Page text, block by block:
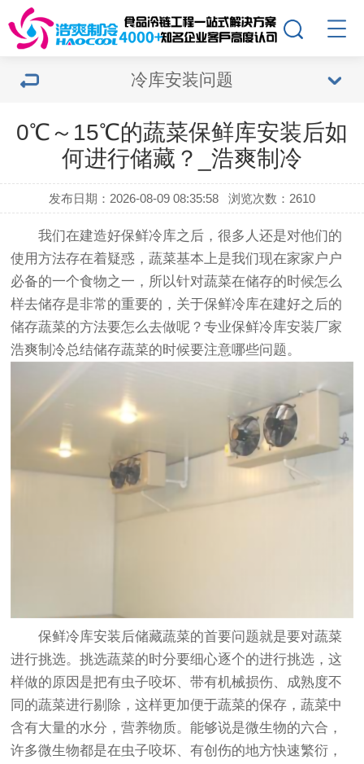
冷库安装问题
0℃～15℃的蔬菜保鲜库安装后如
何进行储藏？_浩爽制冷
发布日期：2026-08-09 08:35:58 浏览次数：2610
我们在建造好保鲜冷库之后，很多人还是对他们的
使用方法存在着疑惑，蔬菜基本上是我们现在家家户户
必备的一个食物之一，所以针对蔬菜在储存的时候怎么
样去储存是非常的重要的，关于保鲜冷库在建好之后的
储存蔬菜的方法要怎么去做呢？专业保鲜冷库安装厂家
浩爽制冷总结储存蔬菜的时候要注意哪些问题。
保鲜冷库安装后储藏蔬菜的首要问题就是要对蔬菜
进行挑选。挑选蔬菜的时分要细心逐个的进行挑选，这
样做的原因是把有虫子咬坏、带有机械损伤、成熟度不
同的蔬菜进行剔除，这样更加便于蔬菜的保存，蔬菜中
含有大量的水分，营养物质。能够说是微生物的六合，
许多微生物都是在虫子咬坏、有创伤的地方快速繁衍，